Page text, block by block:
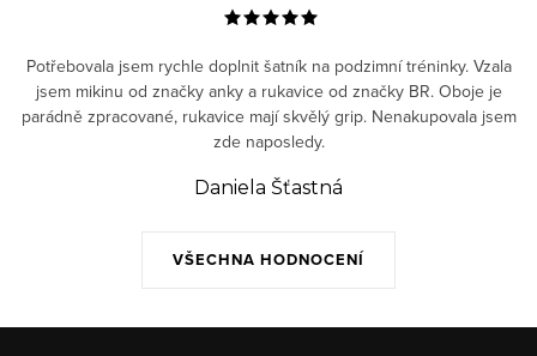
VŠECHNA HODNOCENÍ
Potřebovala jsem rychle doplnit šatník na podzimní tréninky. Vzala
jsem mikinu od značky anky a rukavice od značky BR. Oboje je
parádně zpracované, rukavice mají skvělý grip. Nenakupovala jsem
zde naposledy.
Daniela Šťastná